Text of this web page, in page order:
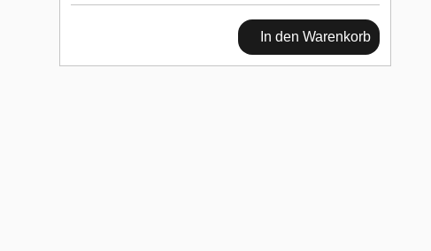
In den Warenkorb